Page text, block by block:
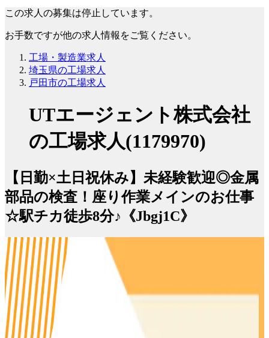
この求人の募集は停止しています。
お手数ですが他の求人情報をご覧ください。
工場・製造業求人
埼玉県の工場求人
戸田市の工場求人
UTエージェント株式会社
の工場求人(1179970)
【日勤×土日祝休み】未経験歓迎◎金属
部品の検査！座り作業メインのお仕事
☆駅チカ徒歩8分♪《Jbgj1C》